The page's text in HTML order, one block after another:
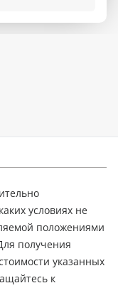
условиях не
положениями
получения
указанных
к